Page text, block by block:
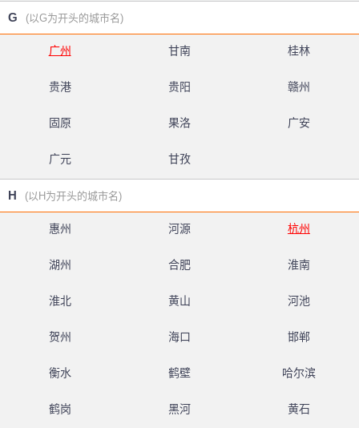
G (以G为开头的城市名)
广州 甘南 桂林
贵港 贵阳 赣州
固原 果洛 广安
广元 甘孜
H (以H为开头的城市名)
惠州 河源 杭州
湖州 合肥 淮南
淮北 黄山 河池
贺州 海口 邯郸
衡水 鹤壁 哈尔滨
鹤岗 黑河 黄石